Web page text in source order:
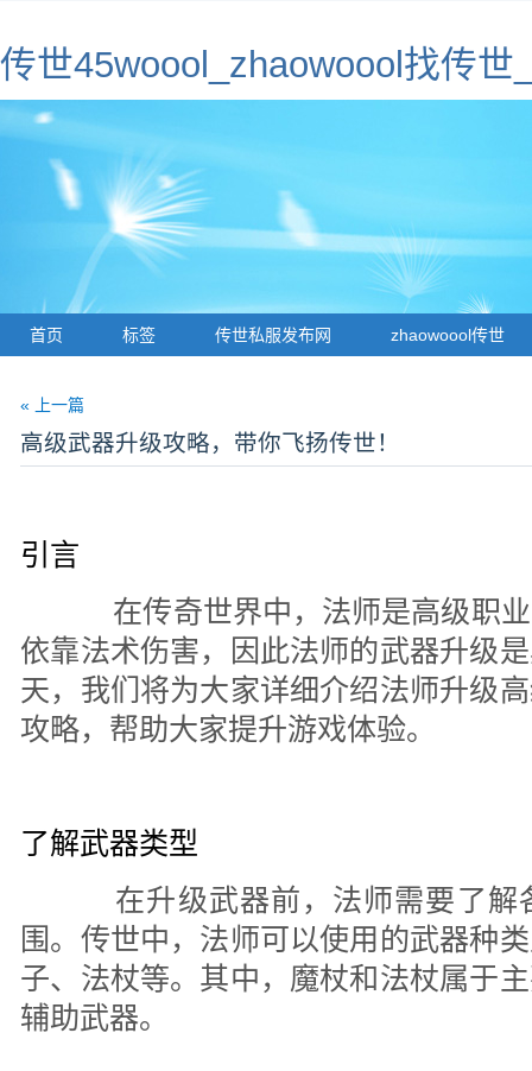
传世45woool_zhaowoool找传
首页 标签 传世私服发布网 zhaowoool传世
« 上一篇
高级武器升级攻略，带你飞扬传世！
引言
在传奇世界中，法师是高级职业
依靠法术伤害，因此法师的武器升级
天，我们将为大家详细介绍法师升级
攻略，帮助大家提升游戏体验。
了解武器类型
在升级武器前，法师需要了解
围。传世中，法师可以使用的武器种
子、法杖等。其中，魔杖和法杖属于
辅助武器。